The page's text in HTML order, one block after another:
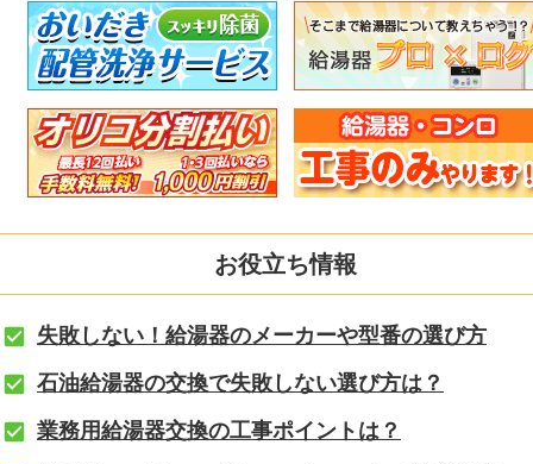
お役立ち情報
失敗しない！給湯器のメーカーや型番の選び方
石油給湯器の交換で失敗しない選び方は？
業務用給湯器交換の工事ポイントは？